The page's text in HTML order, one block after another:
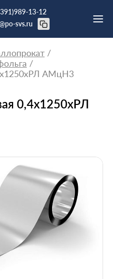
13-12
svs.ru
АМцН3
0,4х1250хРЛ